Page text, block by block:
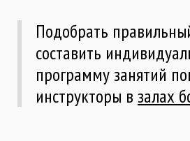
Подобрать
составить
программу занятий
инструкторы в залах